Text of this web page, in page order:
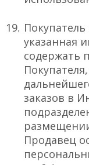
указанная
содержать
заказов в
Продавец